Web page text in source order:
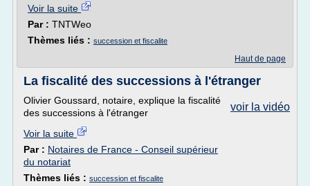
Voir la suite
Par : TNTWeo
Thèmes liés : succession et fiscalite
Haut de page
La fiscalité des successions à l'étranger
voir la vidéo
Olivier Goussard, notaire, explique la fiscalité
des successions à l'étranger
Voir la suite
Par : Notaires de France - Conseil supérieur
du notariat
Thèmes liés : succession et fiscalite